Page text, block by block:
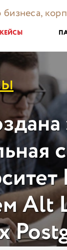
КЕЙСЫ
Alt